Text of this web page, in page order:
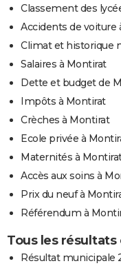
Classement des
Accidents de voiture
Climat et historique
Salaires à Montirat
Dette et budget de
Impôts à Montirat
Crèches à Montirat
Ecole privée à
Maternités à
Accès aux soins à
Prix du neuf à
Référendum à
Tous les
Résultat municipale